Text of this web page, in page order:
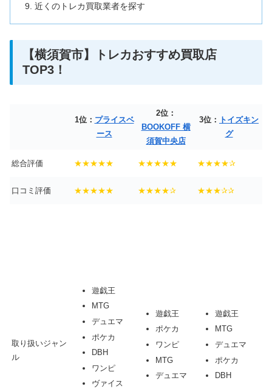
近くのトレカ買取業者を探す
【横須賀市】トレカおすすめ買取店
TOP3！
1位： プライスベ
ース
2位：
BOOKOFF 横
須賀中央店
3位：
トイズキン
グ
総合評価 ★★★★★ ★★★★★ ★★★★✰
口コミ評価 ★★★★★ ★★★★✰ ★★★✰✰
取り扱いジャン
ル
遊戯王
MTG
デュエマ
ポケカ
DBH
ワンピ
ヴァイス
遊戯王
ポケカ
ワンピ
MTG
デュエマ
遊戯王
MTG
デュエマ
ポケカ
DBH